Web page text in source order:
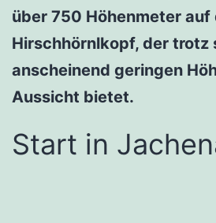
über 750 Höhenmeter auf
Hirschhörnlkopf, der trotz
anscheinend geringen
Aussicht bietet.
Start in